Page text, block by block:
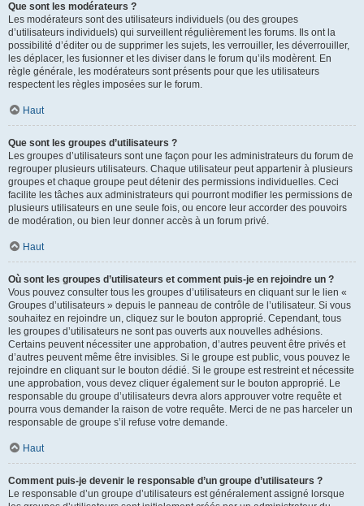
Que sont les modérateurs ?
Les modérateurs sont des utilisateurs individuels (ou des groupes
d’utilisateurs individuels) qui surveillent régulièrement les forums. Ils ont la
possibilité d’éditer ou de supprimer les sujets, les verrouiller, les déverrouiller,
les déplacer, les fusionner et les diviser dans le forum qu’ils modèrent. En
règle générale, les modérateurs sont présents pour que les utilisateurs
respectent les règles imposées sur le forum.
Haut
Que sont les groupes d’utilisateurs ?
Les groupes d’utilisateurs sont une façon pour les administrateurs du forum de
regrouper plusieurs utilisateurs. Chaque utilisateur peut appartenir à plusieurs
groupes et chaque groupe peut détenir des permissions individuelles. Ceci
facilite les tâches aux administrateurs qui pourront modifier les permissions de
plusieurs utilisateurs en une seule fois, ou encore leur accorder des pouvoirs
de modération, ou bien leur donner accès à un forum privé.
Haut
Où sont les groupes d’utilisateurs et comment puis-je en rejoindre un ?
Vous pouvez consulter tous les groupes d’utilisateurs en cliquant sur le lien «
Groupes d’utilisateurs » depuis le panneau de contrôle de l’utilisateur. Si vous
souhaitez en rejoindre un, cliquez sur le bouton approprié. Cependant, tous
les groupes d’utilisateurs ne sont pas ouverts aux nouvelles adhésions.
Certains peuvent nécessiter une approbation, d’autres peuvent être privés et
d’autres peuvent même être invisibles. Si le groupe est public, vous pouvez le
rejoindre en cliquant sur le bouton dédié. Si le groupe est restreint et nécessite
une approbation, vous devez cliquer également sur le bouton approprié. Le
responsable du groupe d’utilisateurs devra alors approuver votre requête et
pourra vous demander la raison de votre requête. Merci de ne pas harceler un
responsable de groupe s’il refuse votre demande.
Haut
Comment puis-je devenir le responsable d’un groupe d’utilisateurs ?
Le responsable d’un groupe d’utilisateurs est généralement assigné lorsque